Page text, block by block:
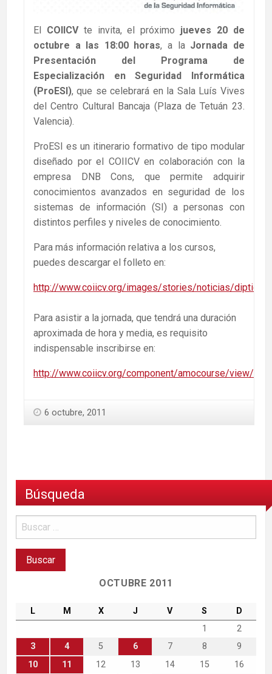
El COIICVte invita, el próximo jueves 20 de
octubre a las 18:00 horas, a la Jornada de
Presentación del Programa de
Especialización en Seguridad Informática
(ProESI), que se celebrará en la Sala Luís Vives
del Centro Cultural Bancaja (Plaza de Tetuán 23.
Valencia).
ProESI es un itinerario formativo de tipo modular
diseñado por el COIICV en colaboración con la
empresa DNB Cons, que permite adquirir
conocimientos avanzados en seguridad de los
sistemas de información (SI) a personas con
distintos perfiles y niveles de conocimiento.
Para más información relativa a los cursos,
puedes descargar el folleto en:
http://www.coiicv.org/images/stories/noticias/
Para asistir a la jornada, que tendrá una duración
aproximada de hora y media, es requisito
indispensable inscribirse en:
http://www.coiicv.org/component/amocourse/view/
6 octubre, 2011
Búsqueda
OCTUBRE 2011
L M X J V S
D
1
2
3
4 5 6 7 8
9
10
11 12 13 14 15
16